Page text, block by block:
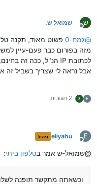
ש
מנותק
שמואל ש.
@גמח-0
מזה בפורום כבר פעם-עיין
לכתובת IP הנ"ל, ככה זה בחינם, וכשאתה מתקשר תופנה לשלוחת ניתוב.
אבל נראה לי שצריך בשביל זה
E ג 2 תגובות
E
מנותק
eliyahu ניהול
@שמואל-ש אמר בטלפון ביתי:
וכשאתה מתקשר תופנה